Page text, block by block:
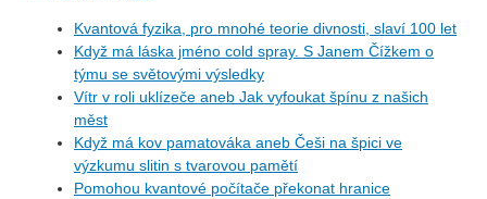
Kvantová fyzika, pro mnohé teorie divnosti, slaví 100 let
Když má láska jméno cold spray. S Janem Čížkem o
týmu se světovými výsledky
Vítr v roli uklízeče aneb Jak vyfoukat špínu z našich
měst
Když má kov pamatováka aneb Češi na špici ve
výzkumu slitin s tvarovou pamětí
Pomohou kvantové počítače překonat hranice